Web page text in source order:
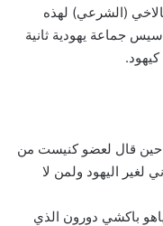
(الشرعي) لهذه
جماعة يهودية ثانية
أثار عمّار ضجة إعلامية في سبتمبر 2005 حين قال لعضو كنيست من
لغير اليهود ولمن لا
باكشي دورون الذي